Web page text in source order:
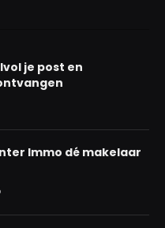
je post en
Immo dé makelaar